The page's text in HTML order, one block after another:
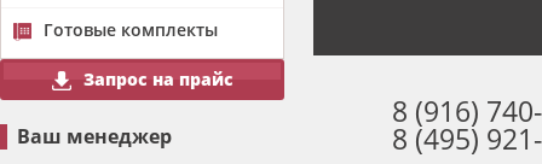
Готовые комплекты
Запрос на прайс
Ваш менеджер
8 (916)
8 (495)